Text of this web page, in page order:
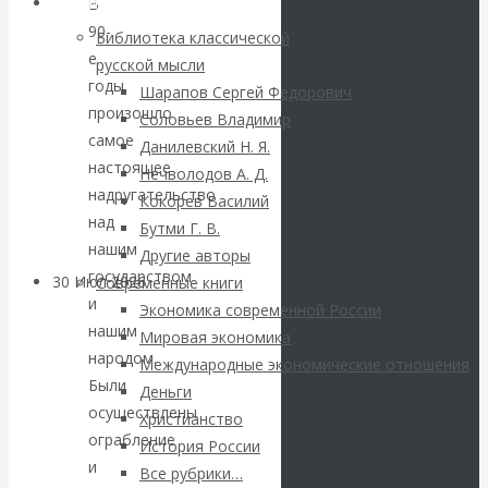
Библиотека классической
русской мысли
Шарапов Сергей Федорович
Соловьев Владимир
Данилевский Н. Я.
Нечволодов А. Д.
Кокорев Василий
Бутми Г. В.
Другие авторы
Современные книги
Экономика современной России
Мировая экономика
Международные экономические отношения
Деньги
Христианство
История России
Все рубрики…
ВАлентин
Катасонов.
Саммит НАТО в
Турции: Drang
nach Osten
30 Июл 2026Банки
Валентин
Катасонов. Кто
определяет
90-
е
годы
произошло
самое
настоящее
надругательство
над
нашим
государством
и
нашим
народом.
Были
осуществлены
ограбление
и